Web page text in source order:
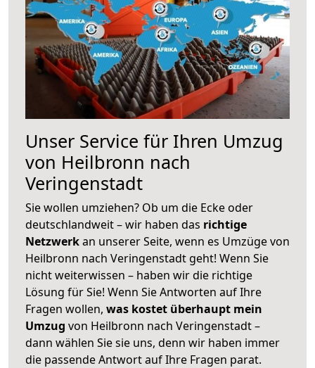
Unser Service für Ihren Umzug
von Heilbronn nach
Veringenstadt
Sie wollen umziehen? Ob um die Ecke oder
deutschlandweit – wir haben das richtige
Netzwerkan unserer Seite, wenn es Umzüge von
Heilbronn nach Veringenstadt geht! Wenn Sie
nicht weiterwissen – haben wir die richtige
Lösung für Sie! Wenn Sie Antworten auf Ihre
Fragen wollen, was kostet überhaupt mein
Umzug von Heilbronn nach Veringenstadt –
dann wählen Sie sie uns, denn wir haben immer
die passende Antwort auf Ihre Fragen parat.